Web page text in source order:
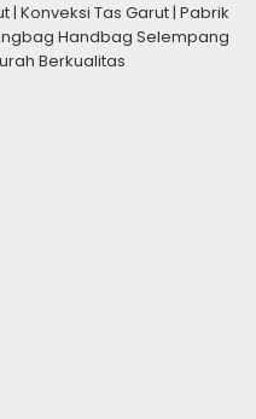
Konveksi Tas Garut | Pabrik
Handbag Selempang
Berkualitas